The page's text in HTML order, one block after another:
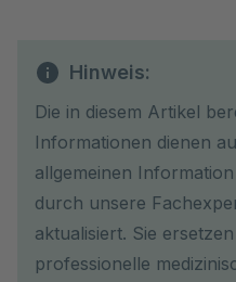
Hinweis:
Die in diesem Artikel
Informationen dienen
allgemeinen
durch unsere
aktualisiert. Sie
professionelle